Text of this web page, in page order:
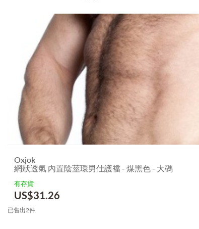
Oxjok
網狀透氣 內置陰莖環男仕護襠 - 煤黑色 - 大碼
有存貨
US$31.26
已售出2件